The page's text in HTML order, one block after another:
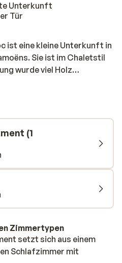
Unterkunft
Tür
ist eine kleine Unterkunft in
Sie ist im Chaletstil
wurde viel Holz
gemütliche
Entfernung und der
hält direkt neben dem
Stil
mit Holz verkleidet und es
benutzt,
sorgen. Im
sich nach einem langen Tag
Hier finden Sie ein
und auch einen
(1
Zimmertypen
setzt sich aus einem
Schlafzimmer mit